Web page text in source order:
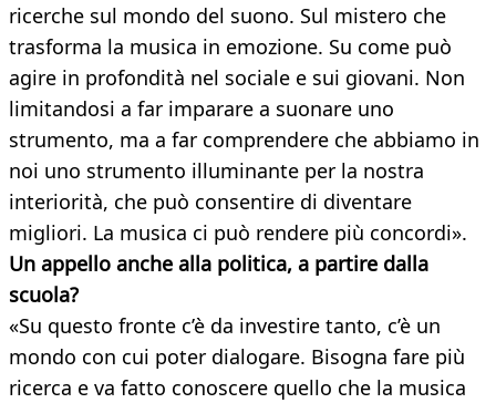
ricerche sul mondo del suono. Sul mistero che
trasforma la musica in emozione. Su come può
agire in profondità nel sociale e sui giovani. Non
limitandosi a far imparare a suonare uno
strumento, ma a far comprendere che abbiamo in
noi uno strumento illuminante per la nostra
interiorità, che può consentire di diventare
migliori. La musica ci può rendere più concordi».
Un appello anche alla politica, a partire dalla
scuola?
«Su questo fronte c’è da investire tanto, c’è un
mondo con cui poter dialogare. Bisogna fare più
ricerca e va fatto conoscere quello che la musica